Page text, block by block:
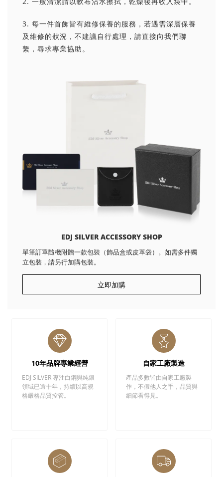
3. 每一件首飾皆有維修保養的服務，若遇需深層保養
及維修的狀況，不建議自行處理，請直接向我們聯
繫，尋求專業協助。
EDJ SILVER ACCESSORY SHOP
單筆訂單隨機附贈一款包裝（飾品盒或皮革袋）。如需多件獨
立包裝，請另行加購包裝。
立即加購
10年品牌專業經營
EDJ SILVER 專注白鋼與純銀
領域已逾十年，持續以高規
格嚴格品質控管。
自家工廠製造
產品多數皆由自家工廠製
作，不假他人之手，品質與
細節看得見。